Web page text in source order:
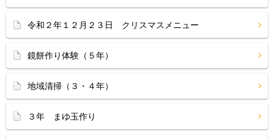
令和２年１２月２３日 クリスマスメニュー
鏡餅作り体験（５年）
地域清掃（３・４年）
３年 まゆ玉作り